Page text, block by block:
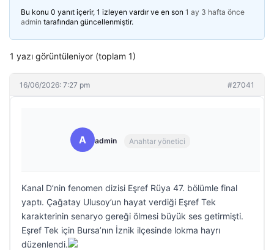
Bu konu 0 yanıt içerir, 1 izleyen vardır ve en son 1 ay 3 hafta önce
admin tarafından güncellenmiştir.
1 yazı görüntüleniyor (toplam 1)
16/06/2026: 7:27 pm #27041
A admin Anahtar yönetici
Kanal D’nin fenomen dizisi Eşref Rüya 47. bölümle final
yaptı. Çağatay Ulusoy’un hayat verdiği Eşref Tek
karakterinin senaryo gereği ölmesi büyük ses getirmişti.
Eşref Tek için Bursa’nın İznik ilçesinde lokma hayrı
düzenlendi.